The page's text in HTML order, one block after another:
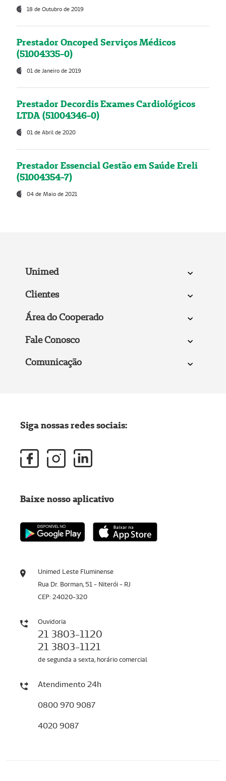
18 de Outubro de 2019
Prestador Oncoped Serviços Médicos
(51004335-0)
01 de Janeiro de 2019
Prestador Decordis Exames Cardiológicos
LTDA (51004346-0)
01 de Abril de 2020
Prestador Essencial Gestão em Saúde Ereli
(51004354-7)
04 de Maio de 2021
Unimed
Clientes
Área do Cooperado
Fale Conosco
Comunicação
Unimed Leste Fluminense
Rua Dr. Borman, 51 - Niterói - RJ
CEP: 24020-320
Ouvidoria
21 3803-1120
21 3803-1121
de segunda a sexta, horário comercial
Atendimento 24h
0800 970 9087
4020 9087
Siga nossas redes sociais:
Baixe nosso aplicativo